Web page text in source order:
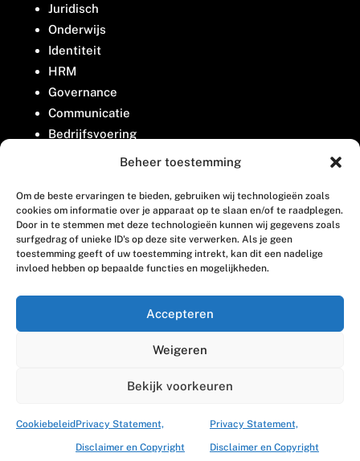
Beheer toestemming
Om de beste ervaringen te bieden, gebruiken wij technologieën zoals
cookies om informatie over je apparaat op te slaan en/of te raadplegen.
Door in te stemmen met deze technologieën kunnen wij gegevens zoals
surfgedrag of unieke ID's op deze site verwerken. Als je geen
toestemming geeft of uw toestemming intrekt, kan dit een nadelige
invloed hebben op bepaalde functies en mogelijkheden.
Accepteren
Weigeren
Bekijk voorkeuren
CookiebeleidPrivacy Statement,
Disclaimer en Copyright
Privacy Statement,
Disclaimer en Copyright
Juridisch
Onderwijs
Identiteit
HRM
Governance
Communicatie
Bedrijfsvoering
Belangenbehartiging
Contact
Houttuinlaan 8
3447 GM Woerden